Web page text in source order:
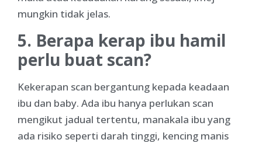
mungkin tidak jelas.
5. Berapa kerap ibu hamil
perlu buat scan?
Kekerapan scan bergantung kepada keadaan
ibu dan baby. Ada ibu hanya perlukan scan
mengikut jadual tertentu, manakala ibu yang
ada risiko seperti darah tinggi, kencing manis